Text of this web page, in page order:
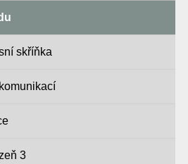
skříňka
3